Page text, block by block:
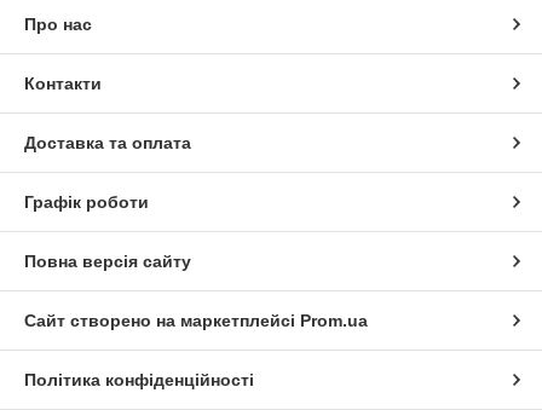
Про нас
Контакти
Доставка та оплата
Графік роботи
Повна версія сайту
Сайт створено на маркетплейсі Prom.ua
Політика конфіденційності